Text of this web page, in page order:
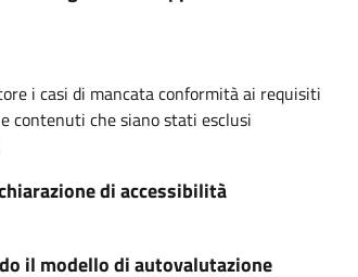
i casi di mancata conformità ai requisiti
contenuti che siano stati esclusi
di accessibilità
il modello di autovalutazione